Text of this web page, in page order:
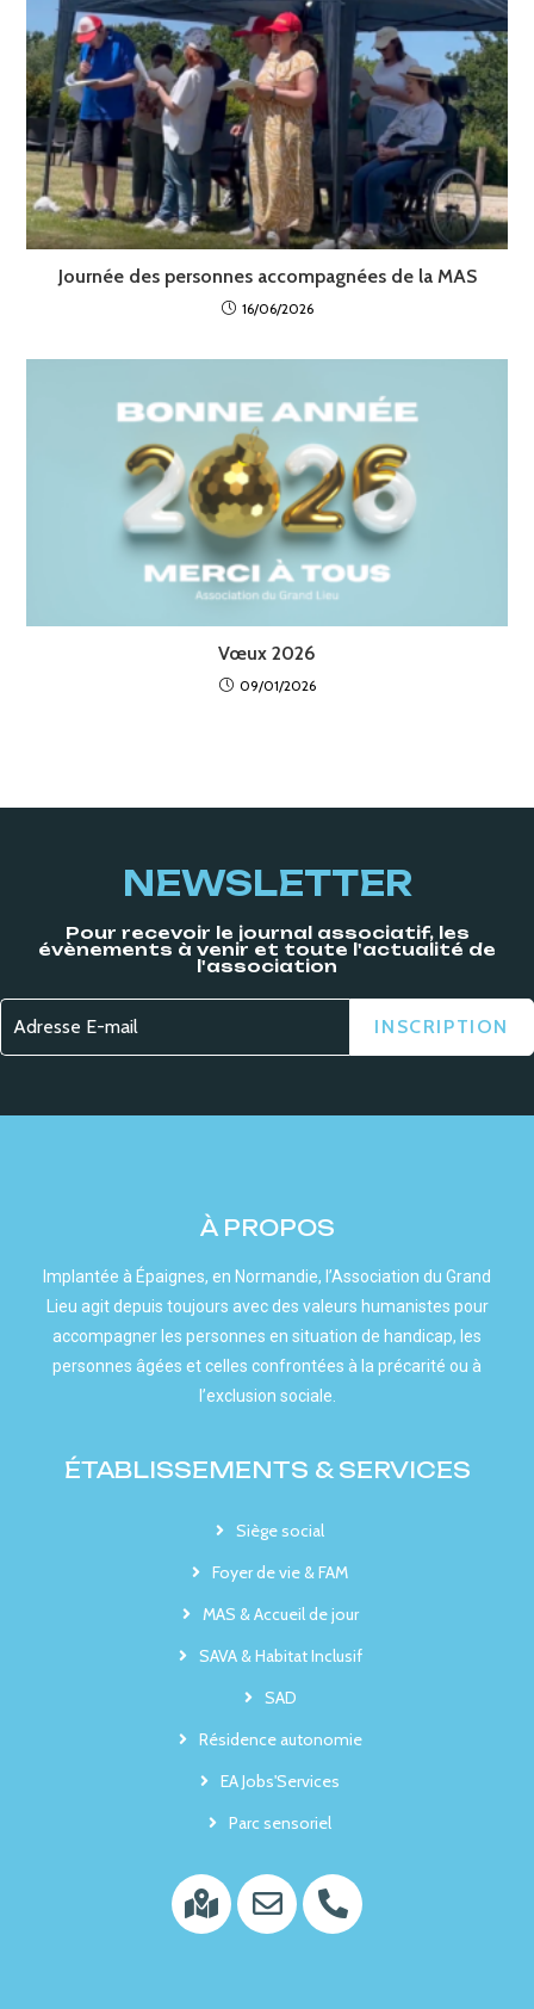
Journée des personnes accompagnées de la MAS
16/06/2026
Vœux 2026
09/01/2026
NEWSLETTER
Pour recevoir le journal associatif, les
évènements à venir et toute l'actualité de
l'association
À PROPOS
Implantée à Épaignes, en Normandie, l’Association du Grand
Lieu agit depuis toujours avec des valeurs humanistes pour
accompagner les personnes en situation de handicap, les
personnes âgées et celles confrontées à la précarité ou à
l’exclusion sociale.
ÉTABLISSEMENTS & SERVICES
Siège social
Foyer de vie & FAM
MAS & Accueil de jour
SAVA & Habitat Inclusif
SAD
Résidence autonomie
EA Jobs'Services
Parc sensoriel